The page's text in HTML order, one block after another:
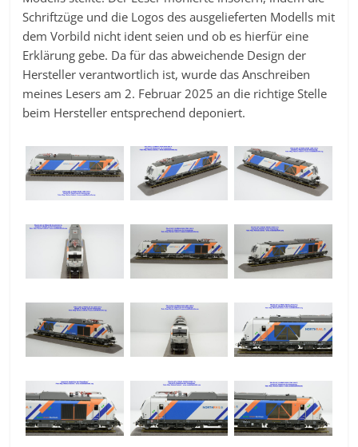
Schriftzüge und die Logos des ausgelieferten Modells mit
dem Vorbild nicht ident seien und ob es hierfür eine
Erklärung gebe. Da für das abweichende Design der
Hersteller verantwortlich ist, wurde das Anschreiben
meines Lesers am 2. Februar 2025 an die richtige Stelle
beim Hersteller entsprechend deponiert.